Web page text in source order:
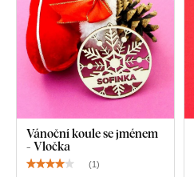
Vánoční koule se jménem
- Vločka
(1)